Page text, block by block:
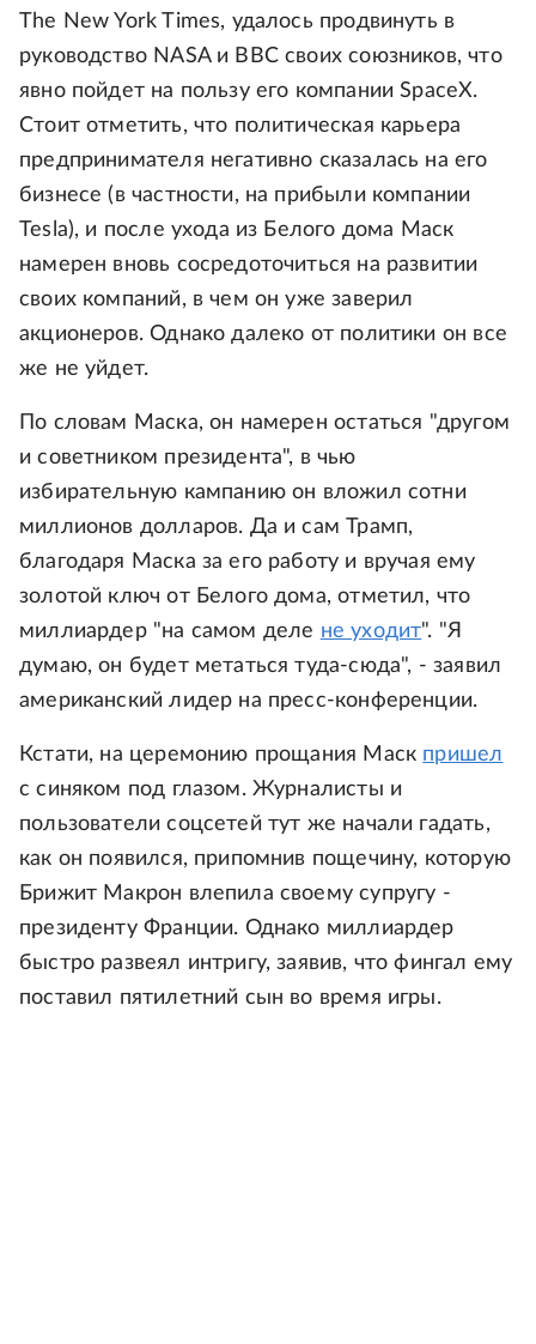
The New York Times, удалось продвинуть в
руководство NASA и ВВС своих союзников, что
явно пойдет на пользу его компании SpaceX.
Стоит отметить, что политическая карьера
предпринимателя негативно сказалась на его
бизнесе (в частности, на прибыли компании
Tesla), и после ухода из Белого дома Маск
намерен вновь сосредоточиться на развитии
своих компаний, в чем он уже заверил
акционеров. Однако далеко от политики он все
же не уйдет.
По словам Маска, он намерен остаться "другом
и советником президента", в чью
избирательную кампанию он вложил сотни
миллионов долларов. Да и сам Трамп,
благодаря Маска за его работу и вручая ему
золотой ключ от Белого дома, отметил, что
миллиардер "на самом деле не уходит". "Я
думаю, он будет метаться туда-сюда", - заявил
американский лидер на пресс-конференции.
Кстати, на церемонию прощания Маск пришел
с синяком под глазом. Журналисты и
пользователи соцсетей тут же начали гадать,
как он появился, припомнив пощечину, которую
Брижит Макрон влепила своему супругу -
президенту Франции. Однако миллиардер
быстро развеял интригу, заявив, что фингал ему
поставил пятилетний сын во время игры.